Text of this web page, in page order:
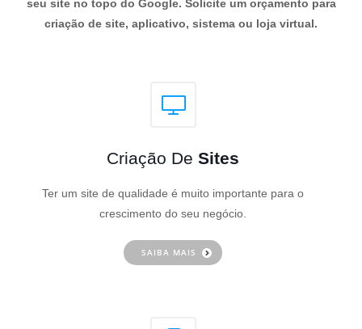
seu site no topo do Google. Solicite um orçamento para
criação de site, aplicativo, sistema ou loja virtual.
Criação De Sites
Ter um site de qualidade é muito importante para o
crescimento do seu negócio.
SAIBA MAIS